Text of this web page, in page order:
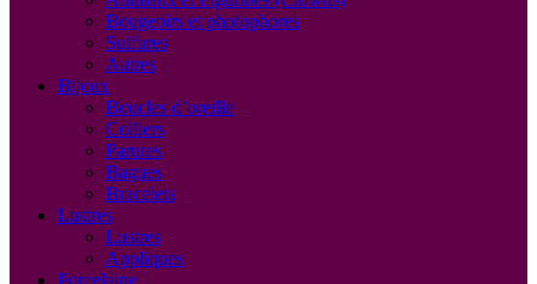
Bougeoirs et photophores
Sulfures
Autres
Bijoux
Boucles d’oreille
Colliers
Parures
Bagues
Bracelets
Lustres
Lustres
Appliques
Porcelaine